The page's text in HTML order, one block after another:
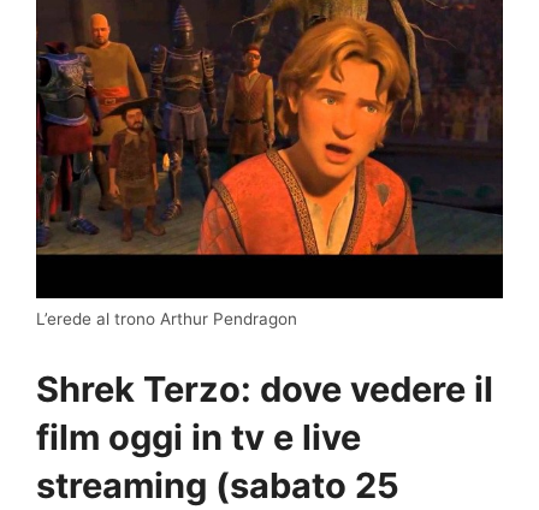
L’erede al trono Arthur Pendragon
Shrek Terzo: dove vedere il
film oggi in tv e live
streaming (sabato 25